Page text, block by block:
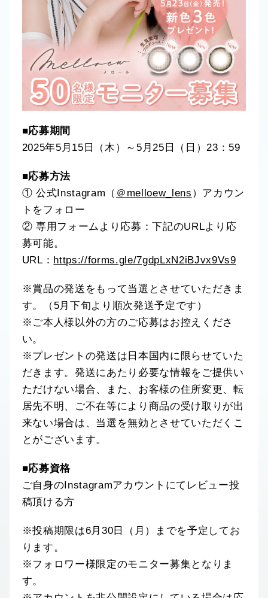
■応募期間
2025年5月15日（木）～5月25日（日）23：59
■応募方法
① 公式Instagram（ ＠melloew_lens ）アカウン
トをフォロー
② 専用フォームより応募：下記のURLより応
募可能。
URL： https://forms.gle/7gdpLxN2iBJvx9Vs9
※賞品の発送をもって当選とさせていただきま
す。（5月下旬より順次発送予定です）
※ご本人様以外の方のご応募はお控えくださ
い。
※プレゼントの発送は日本国内に限らせていた
だきます。発送にあたり必要な情報をご提供い
ただけない場合、また、お客様の住所変更、転
居先不明、ご不在等により商品の受け取りが出
来ない場合は、当選を無効とさせていただくこ
とがございます。
■応募資格
ご自身のInstagramアカウントにてレビュー投
稿頂ける方
※投稿期限は6月30日（月）までを予定してお
ります。
※フォロワー様限定のモニター募集となりま
す。